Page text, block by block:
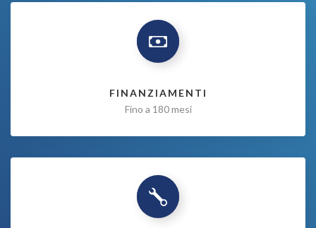
FINANZIAMENTI
Fino a 180 mesi